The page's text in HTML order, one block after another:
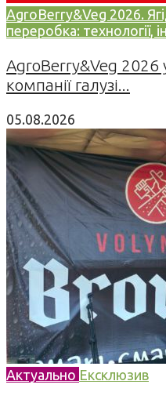
AgroBerry&Veg 2026.
переробка: технології,
AgroBerry&Veg 2026
компанії галузі...
05.08.2026
Актуально Ексклюзив